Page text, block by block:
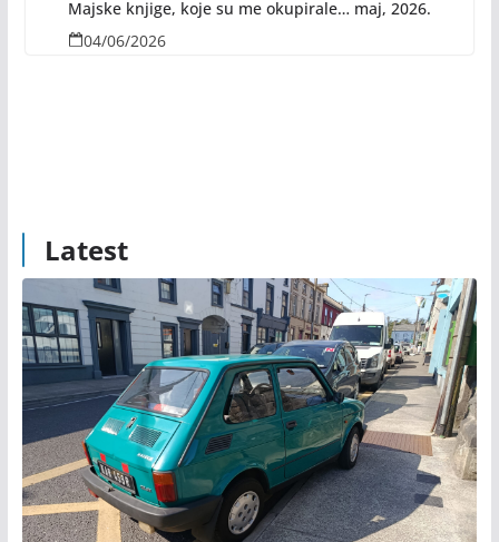
Majske knjige, koje su me okupirale… maj, 2026.
04/06/2026
Latest